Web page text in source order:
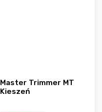
Master Trimmer MT
Kieszeń